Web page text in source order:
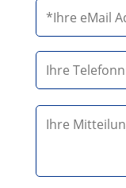
a
s
i
t
t
e
s